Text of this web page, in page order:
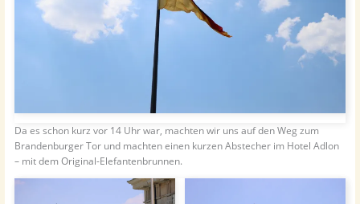
Da es schon kurz vor 14 Uhr war, machten wir uns auf den Weg zum
Brandenburger Tor und machten einen kurzen Abstecher im Hotel Adlon
– mit dem Original-Elefantenbrunnen.